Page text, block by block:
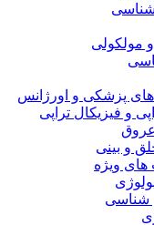
مولکولی
پزشکی و اورژانس
و فیزیکال تراپی
و بینی
های ویژه
شناسی